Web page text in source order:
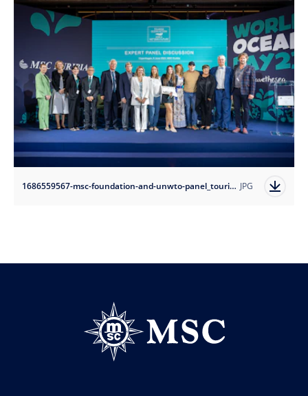
1686559567-msc-foundation-and-unwto-panel_tourism-ocean-action-for-a-net-zero-future?auto=format JPG